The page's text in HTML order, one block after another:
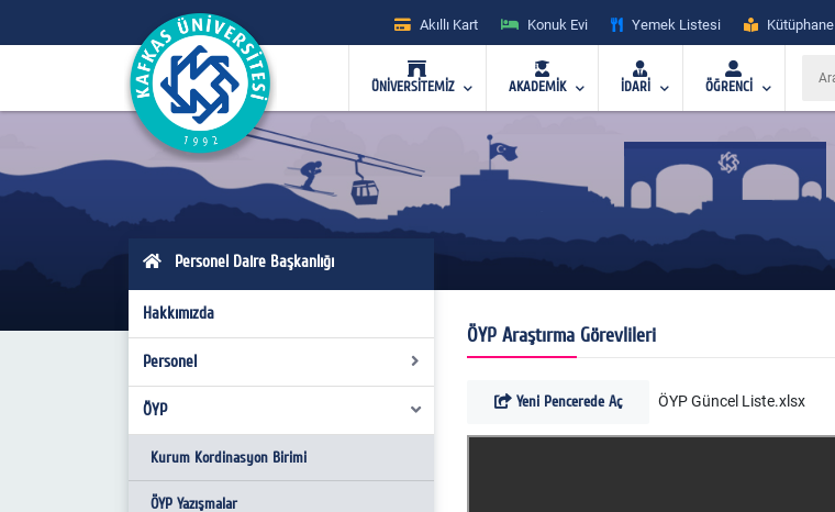
Akıllı Kart Konuk Evi Yemek Listesi Kütüphane
ÜNİVERSİTEMİZ AKADEMİK İDARİ ÖĞRENCİ
Personel Daire Başkanlığı
Hakkımızda
Personel
Görev Yetki ve Sorumluluklar
Organizasyon Şeması
Birim Personelleri
ÖYP
Kurum Kordinasyon Birimi
ÖYP Yazışmalar
ÖYP Araştırma Görevlileri
Yeni Pencerede Aç ÖYP Güncel Liste.xlsx